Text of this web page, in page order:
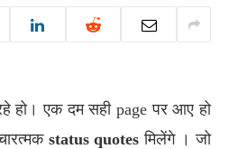
हो। एक दम सही page पर आए हो
status quotes मिलेंगे । जो